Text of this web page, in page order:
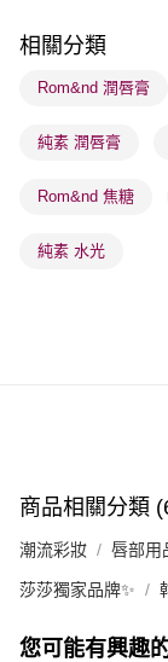
順豐站及營業點 -
物流公司進行物流
取。逾期會取消訂
取。逾期會取消訂
相關分類
Rom&nd 潤唇膏
純素 潤唇膏
Rom&nd 焦糖
純素 水光
商品相關分類
潮流彩妝 唇部用
莎莎獨家品牌✨
您可能有興趣